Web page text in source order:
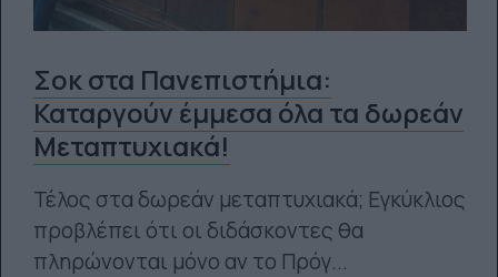
Σοκ στα Πανεπιστήμια:
Καταργούν έμμεσα όλα τα δωρεάν
Μεταπτυχιακά!
Τέλος στα δωρεάν μεταπτυχιακά; Εγκύκλιος
προβλέπει ότι οι διδάσκοντες θα
πληρώνονται μόνο αν το Πρόγ...